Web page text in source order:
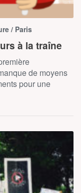
/ Paris
à la traîne
de moyens
pour une